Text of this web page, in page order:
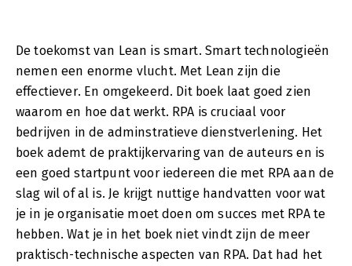
De toekomst van Lean is smart. Smart technologieën
nemen een enorme vlucht. Met Lean zijn die
effectiever. En omgekeerd. Dit boek laat goed zien
waarom en hoe dat werkt. RPA is cruciaal voor
bedrijven in de adminstratieve dienstverlening. Het
boek ademt de praktijkervaring van de auteurs en is
een goed startpunt voor iedereen die met RPA aan de
slag wil of al is. Je krijgt nuttige handvatten voor wat
je in je organisatie moet doen om succes met RPA te
hebben. Wat je in het boek niet vindt zijn de meer
praktisch-technische aspecten van RPA. Dat had het